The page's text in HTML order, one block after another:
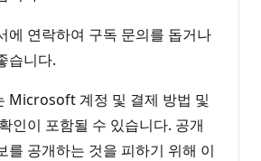
에 연락하여 구독 문의를 돕거나
습니다.
Microsoft 계정 및 결제 방법 및
인이 포함될 수 있습니다. 공개
를 공개하는 것을 피하기 위해 이